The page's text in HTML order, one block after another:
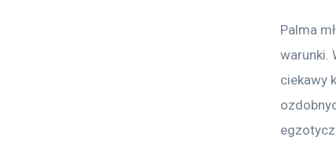
Palma
warunki.
ciekawy